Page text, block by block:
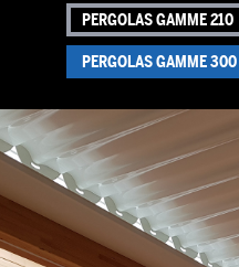
PERGOLAS GAMME 210
PERGOLAS GAMME 300